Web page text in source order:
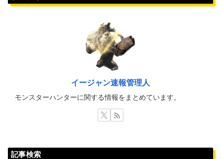
イージャン速報管理人
モンスターハンターに関する情報をまとめています。
記事検索